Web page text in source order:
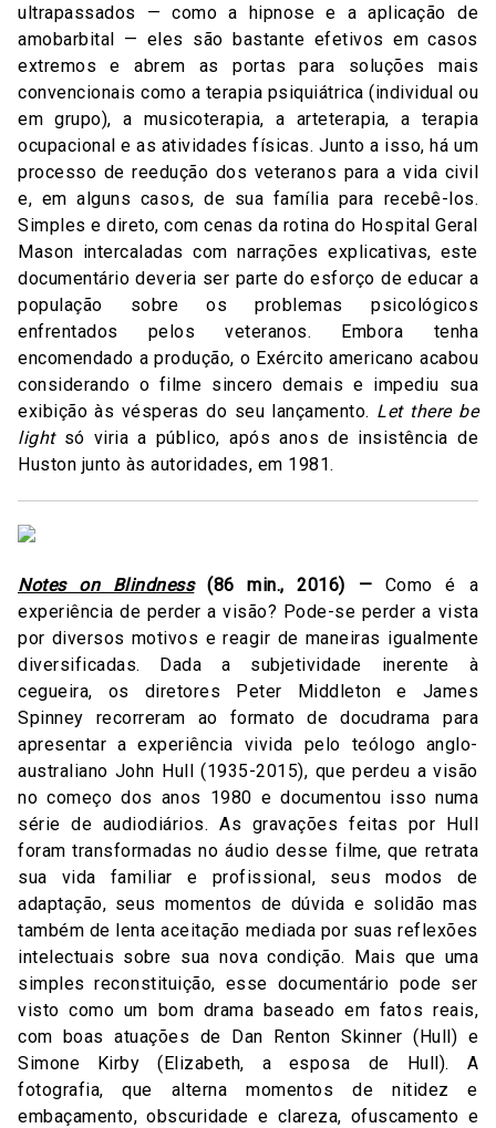
ultrapassados — como a hipnose e a aplicação de
amobarbital — eles são bastante efetivos em casos
extremos e abrem as portas para soluções mais
convencionais como a terapia psiquiátrica (individual ou
em grupo), a musicoterapia, a arteterapia, a terapia
ocupacional e as atividades físicas. Junto a isso, há um
processo de reedução dos veteranos para a vida civil
e, em alguns casos, de sua família para recebê-los.
Simples e direto, com cenas da rotina do Hospital Geral
Mason intercaladas com narrações explicativas, este
documentário deveria ser parte do esforço de educar a
população sobre os problemas psicológicos
enfrentados pelos veteranos. Embora tenha
encomendado a produção, o Exército americano acabou
considerando o filme sincero demais e impediu sua
exibição às vésperas do seu lançamento. Let there be
lightsó viria a público, após anos de insistência de
Huston junto às autoridades, em 1981.
Notes on Blindness (86 min., 2016) — Como é a
experiência de perder a visão? Pode-se perder a vista
por diversos motivos e reagir de maneiras igualmente
diversificadas. Dada a subjetividade inerente à
cegueira, os diretores Peter Middleton e James
Spinney recorreram ao formato de docudrama para
apresentar a experiência vivida pelo teólogo anglo-
australiano John Hull (1935-2015), que perdeu a visão
no começo dos anos 1980 e documentou isso numa
série de audiodiários. As gravações feitas por Hull
foram transformadas no áudio desse filme, que retrata
sua vida familiar e profissional, seus modos de
adaptação, seus momentos de dúvida e solidão mas
também de lenta aceitação mediada por suas reflexões
intelectuais sobre sua nova condição. Mais que uma
simples reconstituição, esse documentário pode ser
visto como um bom drama baseado em fatos reais,
com boas atuações de Dan Renton Skinner (Hull) e
Simone Kirby (Elizabeth, a esposa de Hull). A
fotografia, que alterna momentos de nitidez e
embaçamento, obscuridade e clareza, ofuscamento e